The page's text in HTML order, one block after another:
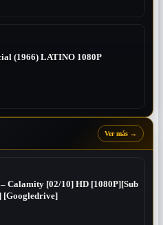
(1966) LATINO 1080P
Ver más →
Calamity [02/10] HD [1080P][Sub
[Googledrive]